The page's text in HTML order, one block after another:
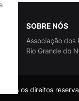
SOBRE NÓS
Associação dos
Rio Grande do
Todos os direitos